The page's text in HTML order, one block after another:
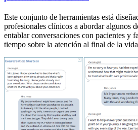
Este conjunto de herramientas está
profesionales clínicos a abordar algunos
entablar conversaciones con pacientes y
tiempo sobre la atención al final de la